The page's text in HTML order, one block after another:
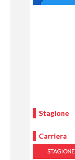
Stagione
Carriera
STAGIONE